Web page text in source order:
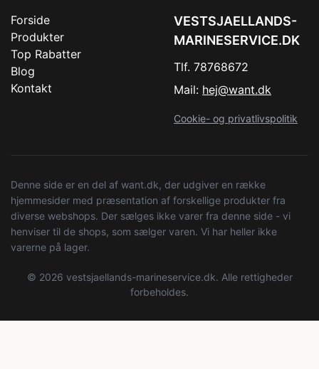
Forside
Produkter
Top Rabatter
Blog
Kontakt
VESTSJAELLANDS-
MARINESERVICE.DK
Tlf. 78768672
Mail: hej@want.dk
Cookie- og privatlivspolitik
Denne side er en del af want.dk, der udgiver en række
hjemmesider med præsentation af forskellige produkter fra
diverse webshops. Der sælges ikke varer fra denne side - vi
henviser til de shops, som sælger varen. Vi har heller ikke
varerne på lager.
© 2026 vestsjaellands-marineservice.dk. Alle rettigheder
forbeholdes.